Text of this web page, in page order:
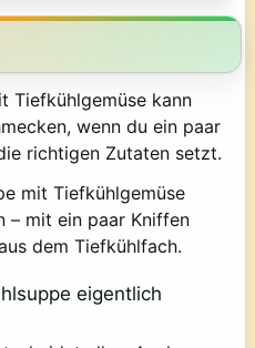
Tiefkühlgemüse kann
wenn du ein paar
richtigen Zutaten setzt.
mit Tiefkühlgemüse
– mit ein paar Kniffen
dem Tiefkühlfach.
eigentlich